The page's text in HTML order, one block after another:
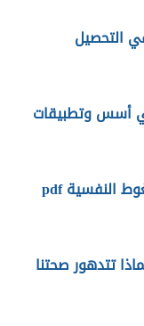
التحصيل
أسس وتطبيقات
تتدهور صحتنا